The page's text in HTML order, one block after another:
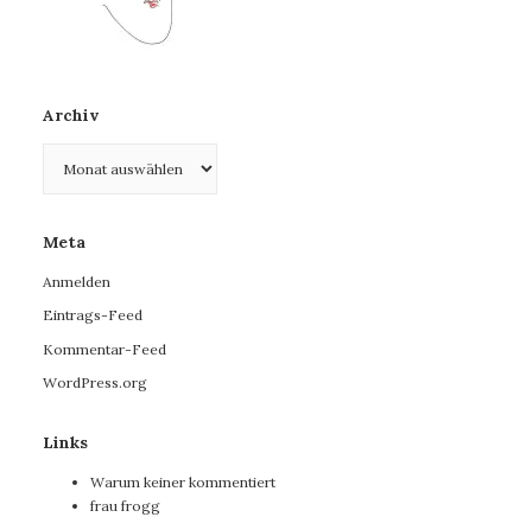
Archiv
Meta
Anmelden
Eintrags-Feed
Kommentar-Feed
WordPress.org
Links
Warum keiner kommentiert
frau frogg